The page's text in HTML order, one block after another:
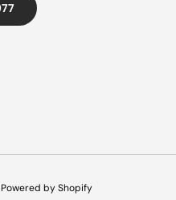
Powered by Shopify